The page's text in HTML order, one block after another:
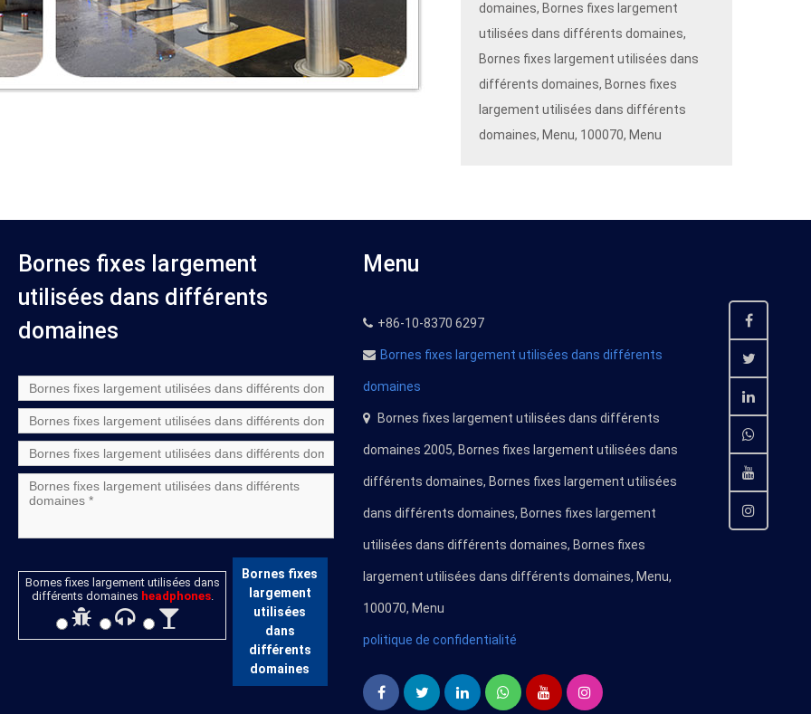
domaines, Bornes fixes largement
utilisées dans différents domaines,
Bornes fixes largement utilisées dans
différents domaines, Bornes fixes
largement utilisées dans différents
domaines, Menu, 100070, Menu
Bornes fixes largement
utilisées dans différents
domaines
Bornes fixes largement utilisées dans
différents domaines headphones.
Bornes fixes
largement
utilisées
dans
différents
domaines
Menu
+86-10-8370 6297
Bornes fixes largement utilisées dans différents
domaines
Bornes fixes largement utilisées dans différents
domaines 2005, Bornes fixes largement utilisées dans
différents domaines, Bornes fixes largement utilisées
dans différents domaines, Bornes fixes largement
utilisées dans différents domaines, Bornes fixes
largement utilisées dans différents domaines, Menu,
100070, Menu
politique de confidentialité